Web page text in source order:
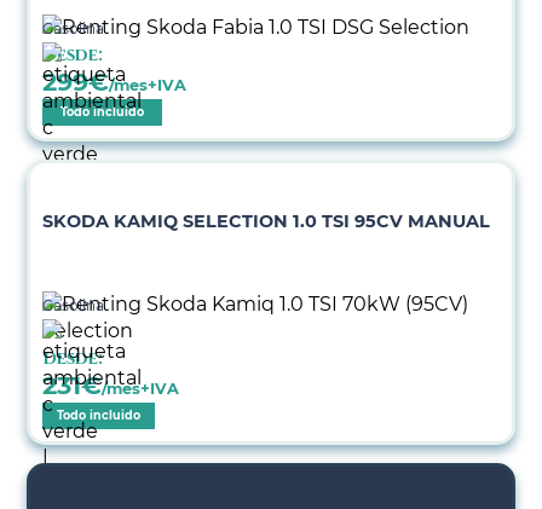
Gasolina
Desde:
299€/mes+IVA
Todo incluido
SKODA KAMIQ SELECTION 1.0 TSI 95CV MANUAL
Gasolina
Desde:
231€/mes+IVA
Todo incluido